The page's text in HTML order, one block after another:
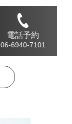
電話予約
06-6940-7101